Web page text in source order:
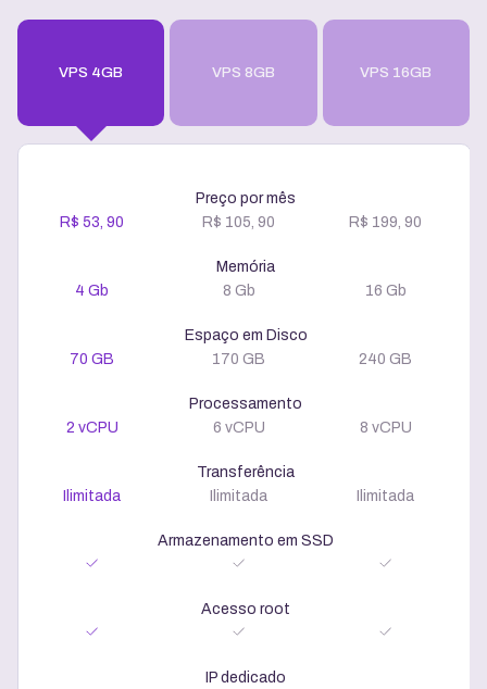
VPS 4GB VPS 8GB VPS 16GB
Preço por mês
R$ 53, 90
R$ 105, 90 R$ 199, 90
Memória
4 Gb
8 Gb 16 Gb
Espaço em Disco
70 GB
170 GB 240 GB
Processamento
2 vCPU
6 vCPU 8 vCPU
Transferência
Ilimitada
Ilimitada Ilimitada
Armazenamento em SSD
Acesso root
IP dedicado